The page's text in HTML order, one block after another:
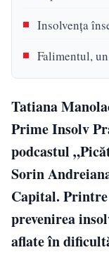
Insolvența
Falimentul,
Tatiana
Prime Insolv
podcastul
Sorin
Capital.
prevenirea
aflate în